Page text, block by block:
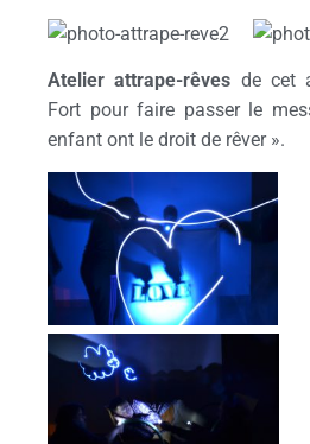
Atelier attrape-rêves de cet
Fort pour faire passer le
enfant ont le droit de rêver ».